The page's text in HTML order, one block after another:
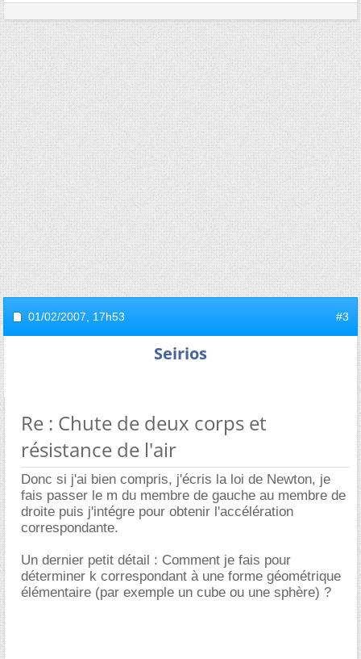
01/02/2007, 17h53 #3
Seirios
Re : Chute de deux corps et
résistance de l'air
Donc si j'ai bien compris, j'écris la loi de Newton, je
fais passer le m du membre de gauche au membre de
droite puis j'intégre pour obtenir l'accélération
correspondante.
Un dernier petit détail : Comment je fais pour
déterminer k correspondant à une forme géométrique
élémentaire (par exemple un cube ou une sphère) ?